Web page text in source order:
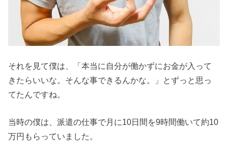
それを見て僕は、「本当に自分が働かずにお金が入って
きたらいいな。そんな事できるんかな。」とずっと思っ
てたんですね。
当時の僕は、派遣の仕事で月に10日間を9時間働いて約10
万円もらっていました。